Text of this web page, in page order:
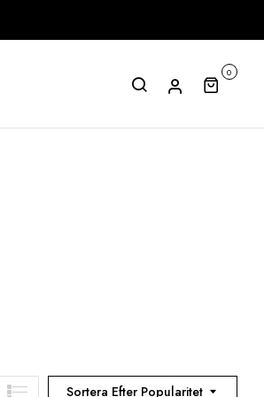
0
Sortera Efter Popularitet